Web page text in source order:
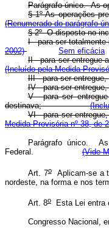
Parágrafo único. As
§ 1ºAs operações
(Renumerado do parágrafo
§ 2º O disposto no
I - para ser
2002)
Sem eficácia
II - para ser
(Incluído pela Medida
III - para ser
IV - para ser
V - para ser
destinava;
VI - para ser
Medida Provisória nº 38, de
Parágrafo único.
Federal. (Vide
Art. 7oAplicam-se a
nordeste, na forma e nos
Art. 8oEsta Lei entra
Congresso Nacional,